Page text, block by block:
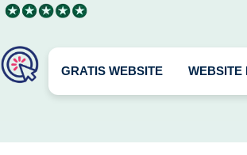
GRATIS WEBSITE WEBSITE